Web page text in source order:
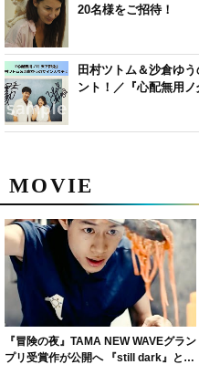
MOVIE
『冒険の夜』TAMA NEW WAVEグラン
プリ受賞作が公開へ 『still dark』と同
20名様をご招待！
田村ツトム＆沙倉ゆ
ント！／『心配無用ノ